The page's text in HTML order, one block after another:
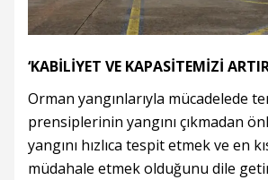
‘KABİLİYET VE KAPASİTEMİZİ
Orman yangınlarıyla mücadelede
prensiplerinin yangını çıkmadan
yangını hızlıca tespit etmek ve en
müdahale etmek olduğunu dile